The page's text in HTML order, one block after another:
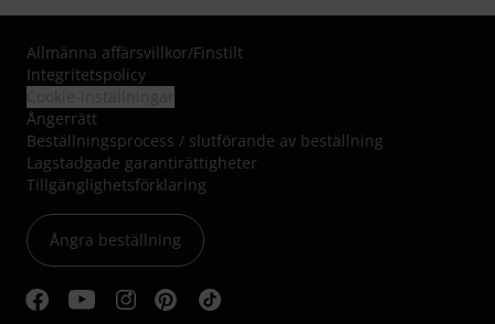
Allmänna affärsvillkor/Finstilt
Integritetspolicy
Ångerrätt
Beställningsprocess / slutförande av beställning
Lagstadgade garantirättigheter
Tillgänglighetsförklaring
Ångra beställning